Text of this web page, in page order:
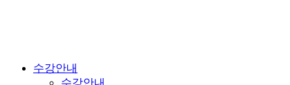
수강안내
수강안내